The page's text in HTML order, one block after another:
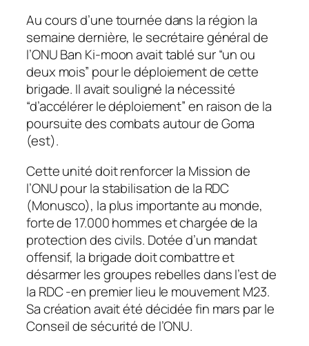
Au cours d’une tournée dans la région la
semaine dernière, le secrétaire général de
l’ONU Ban Ki-moon avait tablé sur “un ou
deux mois” pour le déploiement de cette
brigade. Il avait souligné la nécessité
“d’accélérer le déploiement” en raison de la
poursuite des combats autour de Goma
(est).
Cette unité doit renforcer la Mission de
l’ONU pour la stabilisation de la RDC
(Monusco), la plus importante au monde,
forte de 17.000 hommes et chargée de la
protection des civils. Dotée d’un mandat
offensif, la brigade doit combattre et
désarmer les groupes rebelles dans l’est de
la RDC -en premier lieu le mouvement M23.
Sa création avait été décidée fin mars par le
Conseil de sécurité de l’ONU.